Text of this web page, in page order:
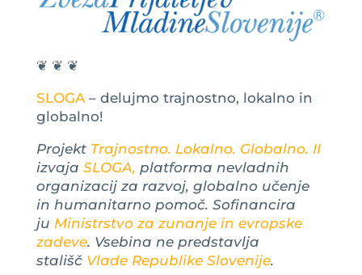
❦ ❦ ❦
SLOGA– delujmo trajnostno, lokalno in
globalno!
Projekt Trajnostno. Lokalno. Globalno. II
izvaja SLOGA, platforma nevladnih
organizacij za razvoj, globalno učenje
in humanitarno pomoč. Sofinancira
ju Ministrstvo za zunanje in evropske
zadeve. Vsebina ne predstavlja
stališč Vlade Republike Slovenije.